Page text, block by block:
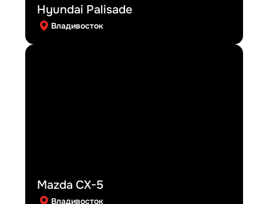
Hyundai Palisade
Владивосток
Mazda CX-5
Владивосток